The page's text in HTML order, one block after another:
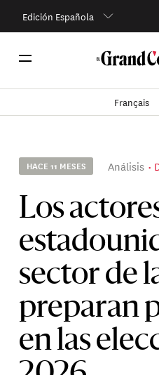
Edición Española
Français
HACE 11 MESES Análisis
Los
sector de
preparan
en las